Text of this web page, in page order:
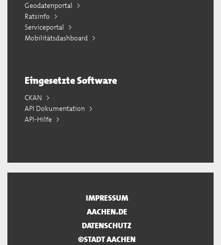
Geodatenportal
Ratsinfo
Serviceportal
Mobilitätsdashboard
Eingesetzte Software
CKAN
API Dokumentation
API-Hilfe
IMPRESSUM
AACHEN.DE
DATENSCHUTZ
©STADT AACHEN